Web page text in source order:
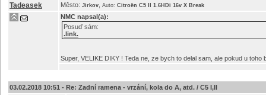
Tadeasek Město: Jirkov Auto: Citroën C5 II 1.6HDi 16v X Break
NMC napsal(a):
Posuď sám:
.link.
Super, VELIKE DIKY ! Teda ne, ze bych to delal sam, ale pokud u
03.02.2018 10:51 - Re: Zadní ramena - vrzání, kola do A, atd. / C5 I,II